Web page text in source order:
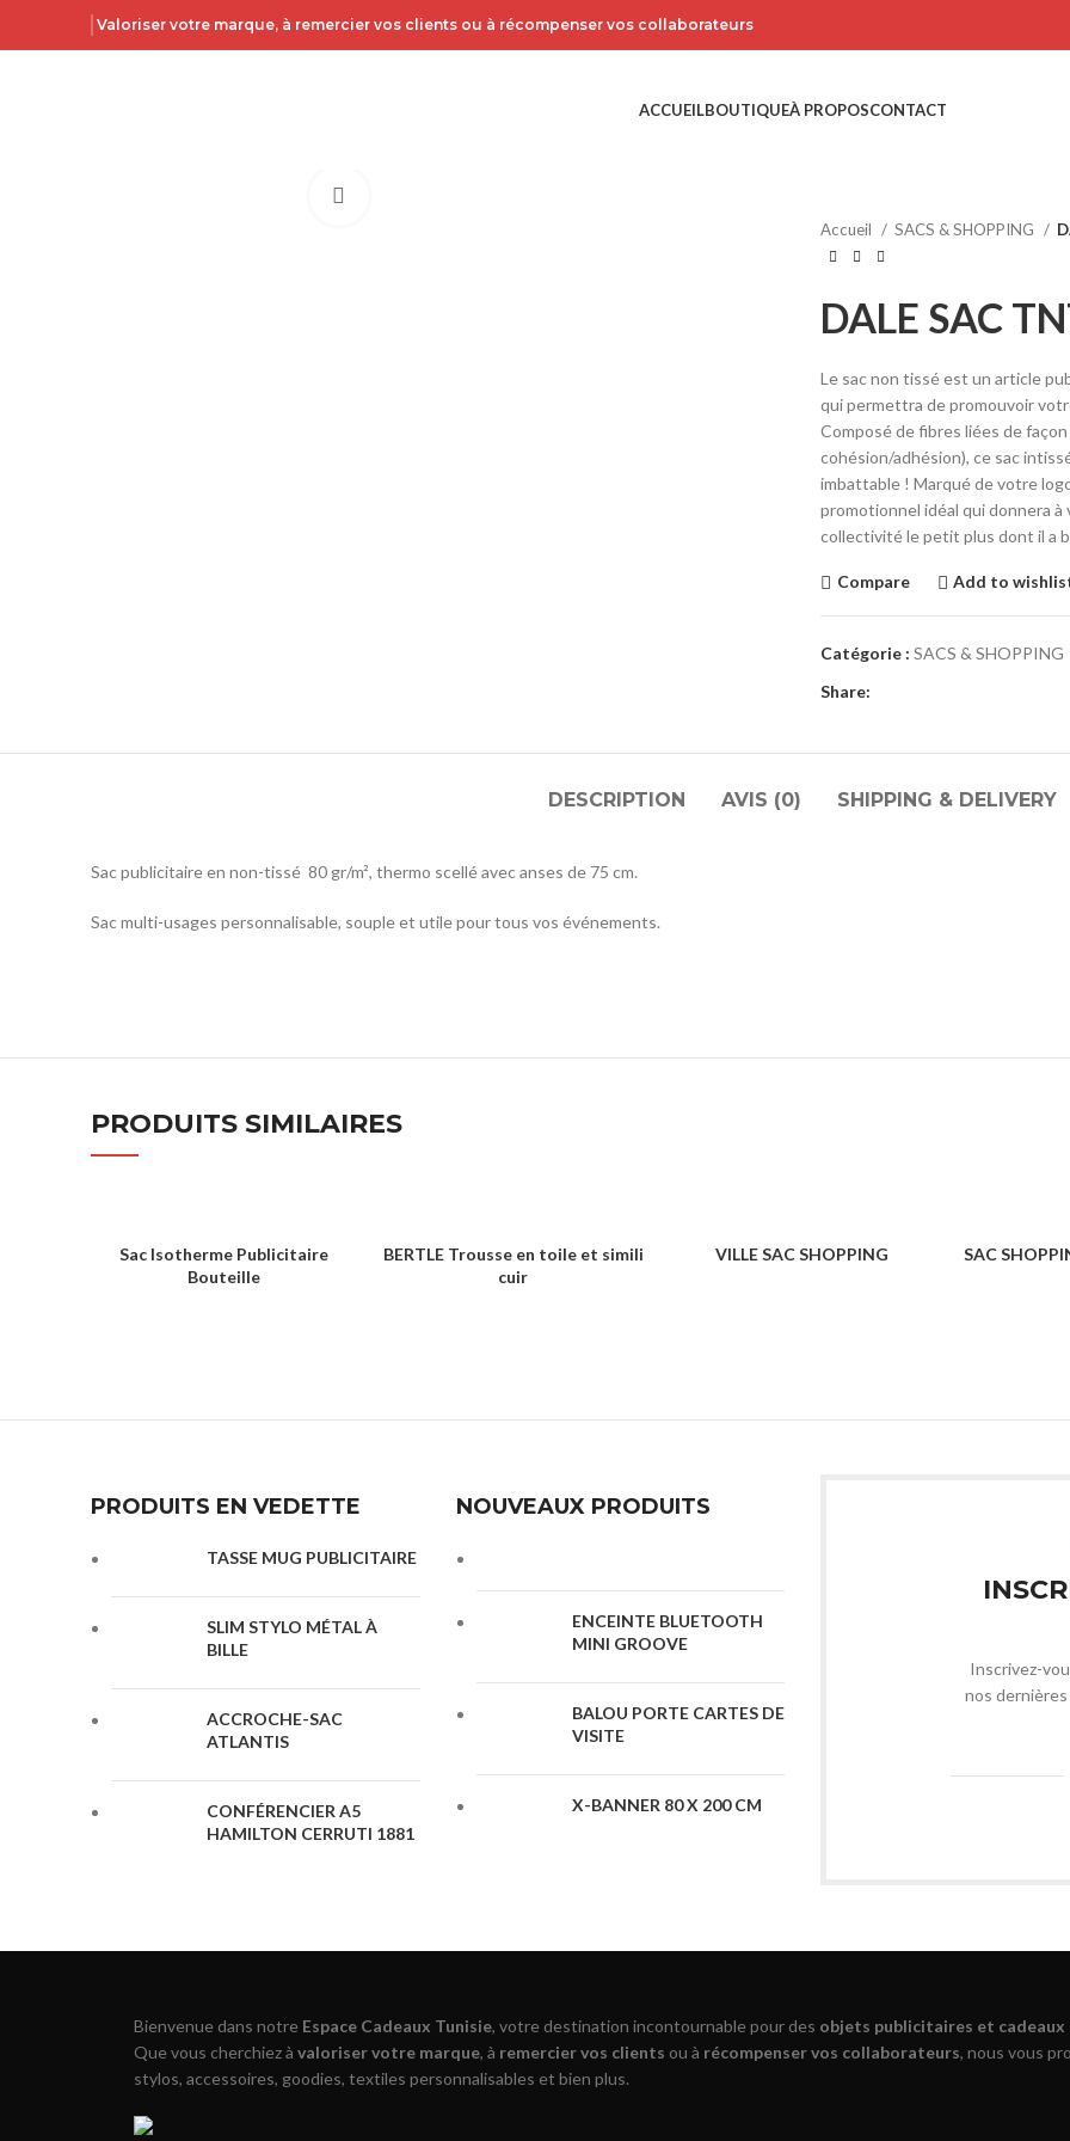
Valoriser votre marque, à remercier vos clients ou à récompenser vos collaborateurs
ACCUEILBOUTIQUEÀ PROPOSCONTACT
Accueil
SACS & SHOPPING
DALE SAC
Le sac non tissé est un article
qui permettra de promouvoir
Composé de fibres liées de
cohésion/adhésion), ce sac
imbattable ! Marqué de votre
promotionnel idéal qui donnera
collectivité le petit plus dont il a
Compare Add to
Catégorie : SACS & SHOPPING
Share:
DESCRIPTION AVIS (0) SHIPPING & DELIVERY
Sac publicitaire en non-tissé 80 gr/m², thermo scellé avec anses de 75 cm.
Sac multi-usages personnalisable, souple et utile pour tous vos événements.
PRODUITS SIMILAIRES
Sac Isotherme Publicitaire
Bouteille
BERTLE Trousse en toile et simili
cuir
VILLE SAC SHOPPING SAC
PRODUITS EN VEDETTE
TASSE MUG PUBLICITAIRE
SLIM STYLO MÉTAL À
BILLE
ACCROCHE-SAC
ATLANTIS
CONFÉRENCIER A5
HAMILTON CERRUTI 1881
NOUVEAUX PRODUITS
ENCEINTE BLUETOOTH
MINI GROOVE
BALOU PORTE CARTES DE
VISITE
X-BANNER 80 X 200 CM
Inscrivez-
nos
Bienvenue dans notre Espace Cadeaux Tunisie, votre destination incontournable pour des objets publicitaires et cadeaux
Que vous cherchiez à valoriser votre marque, à remercier vos clients ou à récompenser vos collaborateurs, nous vous
stylos, accessoires, goodies, textiles personnalisables et bien plus.